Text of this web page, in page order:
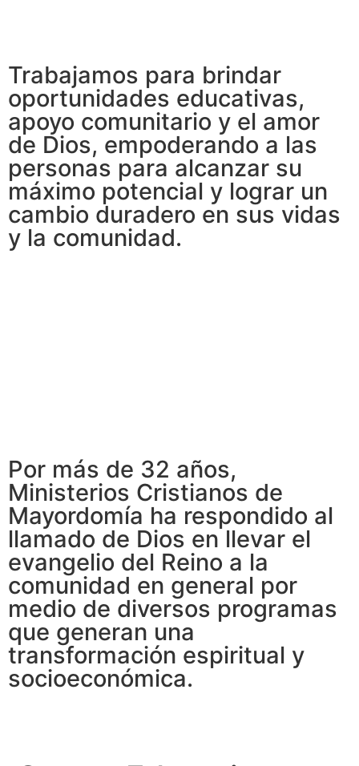
Trabajamos para brindar
oportunidades educativas,
apoyo comunitario y el amor
de Dios, empoderando a las
personas para alcanzar su
máximo potencial y lograr un
cambio duradero en sus vidas
y la comunidad.
Por más de 32 años,
Ministerios Cristianos de
Mayordomía ha respondido al
llamado de Dios en llevar el
evangelio del Reino a la
comunidad en general por
medio de diversos programas
que generan una
transformación espiritual y
socioeconómica.